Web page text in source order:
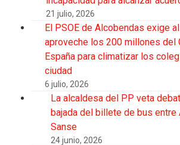
21 julio, 2026
El PSOE de Alcobendas exige
aproveche los 200 millones del
España para climatizar los
ciudad
6 julio, 2026
La alcaldesa del PP veta
bajada del billete de bus entre
Sanse
24 junio, 2026